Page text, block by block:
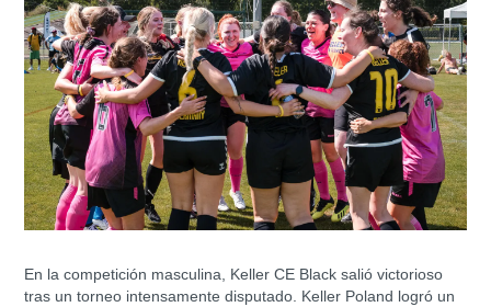
En la competición masculina, Keller CE Black salió victorioso
tras un torneo intensamente disputado. Keller Poland logró un